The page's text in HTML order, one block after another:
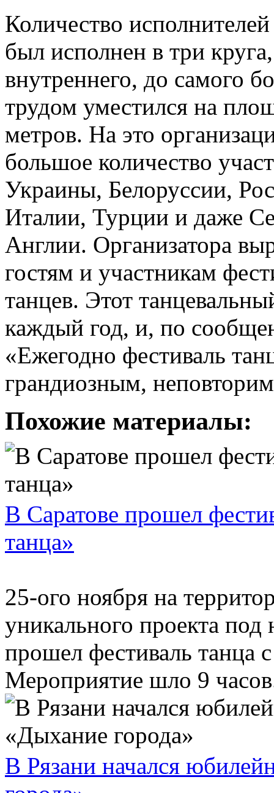
Количество
был исполнен в три
внутреннего, до самого
трудом уместился на
метров. На это
большое количество
Украины, Белоруссии,
Италии, Турции и даже
Англии. Организатора
гостям и участникам
танцев. Этот
каждый год, и, по
«Ежегодно фестиваль
грандиозным,
Похожие материалы:
В Саратове прошел
танца»
25-ого ноября на
уникального проекта
прошел фестиваль танца
Мероприятие шло 9
В Рязани начался